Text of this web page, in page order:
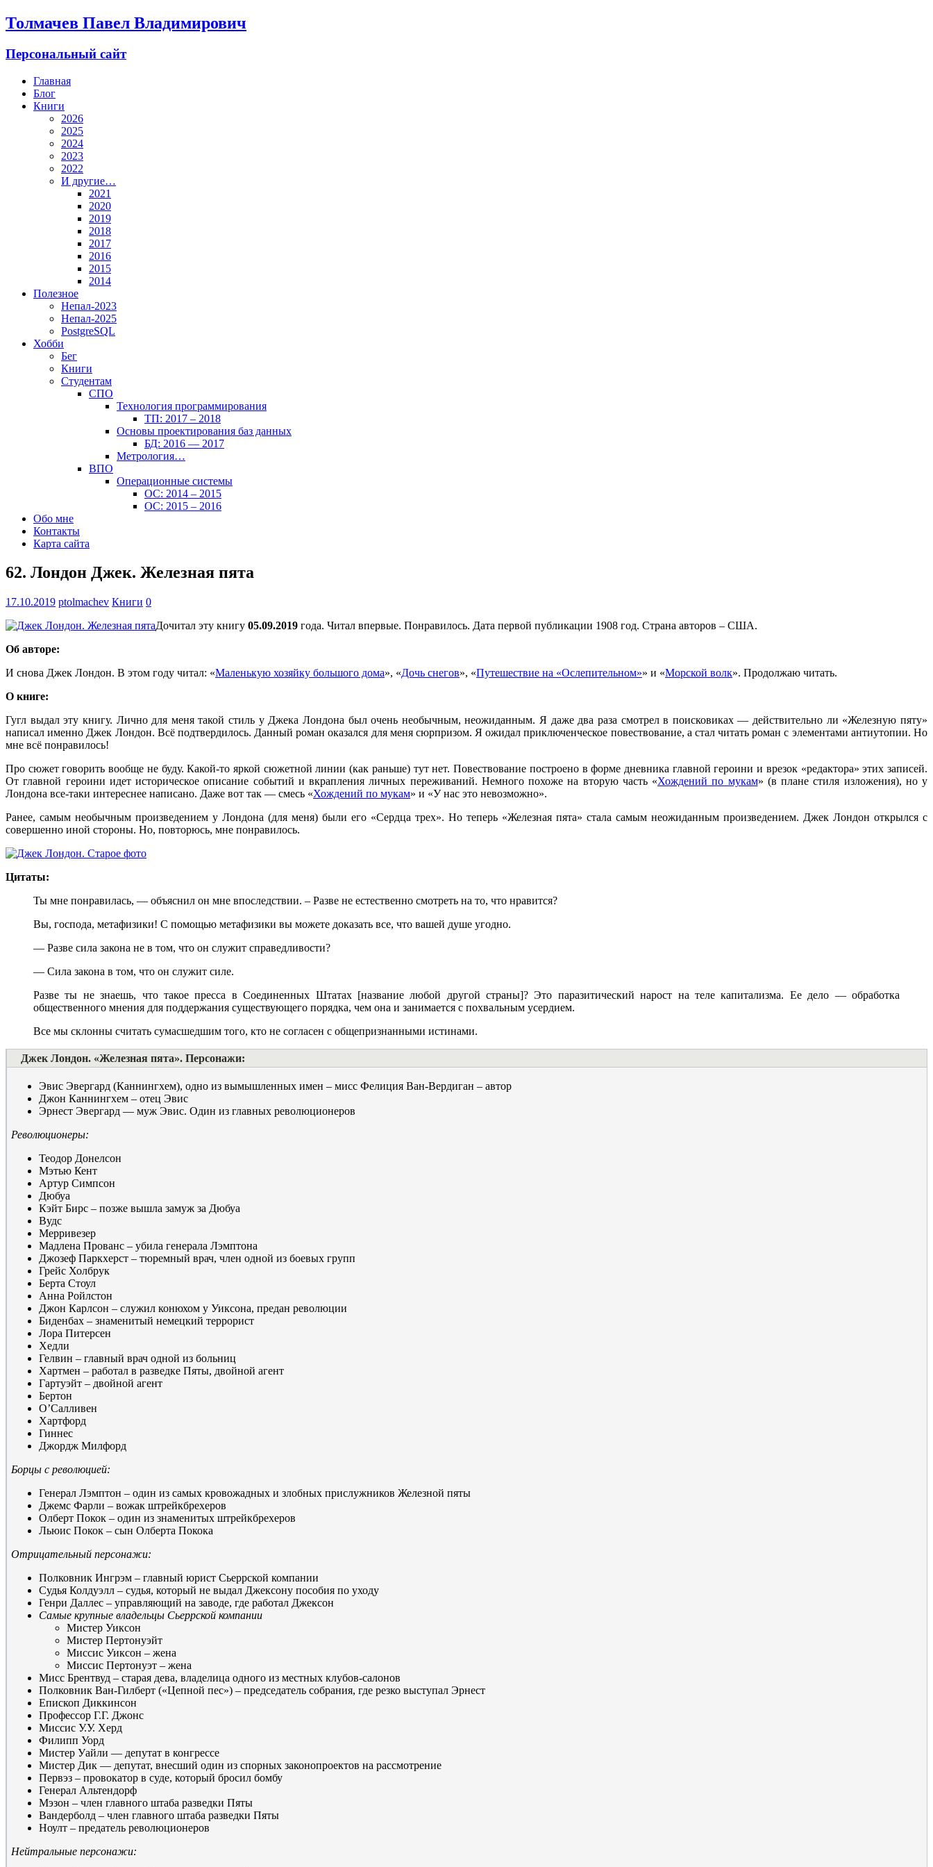
Толмачев Павел Владимирович
Персональный сайт
Главная
Блог
Книги
2026
2025
2024
2023
2022
И другие…
2021
2020
2019
2018
2017
2016
2015
2014
Полезное
Непал-2023
Непал-2025
PostgreSQL
Хобби
Бег
Книги
Студентам
СПО
Технология программирования
ТП: 2017 – 2018
Основы проектирования баз данных
БД: 2016 — 2017
Метрология…
ВПО
Операционные системы
ОС: 2014 – 2015
ОС: 2015 – 2016
Обо мне
Контакты
Карта сайта
62. Лондон Джек. Железная пята
17.10.2019 ptolmachev Книги 0
Дочитал эту книгу 05.09.2019 года. Читал впервые. Понравилось. Дата первой публикации 1908 год. Страна авторов – США.
Об авторе:
И снова Джек Лондон. В этом году читал: «Маленькую хозяйку большого дома», «Дочь снегов», «Путешествие на «Ослепительном»» и «Морской волк». Продолжаю читать.
О книге:
Гугл выдал эту книгу. Лично для меня такой стиль у Джека Лондона был очень необычным, неожиданным. Я даже два раза смотрел в поисковиках — действительно ли «Железную пяту»
написал именно Джек Лондон. Всё подтвердилось. Данный роман оказался для меня сюрпризом. Я ожидал приключенческое повествование, а стал читать роман с элементами антиутопии. Но
мне всё понравилось!
Про сюжет говорить вообще не буду. Какой-то яркой сюжетной линии (как раньше) тут нет. Повествование построено в форме дневника главной героини и врезок «редактора» этих записей.
От главной героини идет историческое описание событий и вкрапления личных переживаний. Немного похоже на вторую часть «Хождений по мукам» (в плане стиля изложения), но у
Лондона все-таки интереснее написано. Даже вот так — смесь «Хождений по мукам» и «У нас это невозможно».
Ранее, самым необычным произведением у Лондона (для меня) были его «Сердца трех». Но теперь «Железная пята» стала самым неожиданным произведением. Джек Лондон открылся с
совершенно иной стороны. Но, повторюсь, мне понравилось.
Цитаты:
Ты мне понравилась, — объяснил он мне впоследствии. – Разве не естественно смотреть на то, что нравится?
Вы, господа, метафизики! С помощью метафизики вы можете доказать все, что вашей душе угодно.
— Разве сила закона не в том, что он служит справедливости?
— Сила закона в том, что он служит силе.
Разве ты не знаешь, что такое пресса в Соединенных Штатах [название любой другой страны]? Это паразитический нарост на теле капитализма. Ее дело — обработка
общественного мнения для поддержания существующего порядка, чем она и занимается с похвальным усердием.
Все мы склонны считать сумасшедшим того, кто не согласен с общепризнанными истинами.
Джек Лондон. «Железная пята». Персонажи:
Эвис Эвергард (Каннингхем), одно из вымышленных имен – мисс Фелиция Ван-Вердиган – автор
Джон Каннингхем – отец Эвис
Эрнест Эвергард — муж Эвис. Один из главных революционеров
Революционеры:
Теодор Донелсон
Мэтью Кент
Артур Симпсон
Дюбуа
Кэйт Бирс – позже вышла замуж за Дюбуа
Вудс
Мерривезер
Мадлена Прованс – убила генерала Лэмптона
Джозеф Паркхерст – тюремный врач, член одной из боевых групп
Грейс Холбрук
Берта Стоул
Анна Ройлстон
Джон Карлсон – служил конюхом у Уиксона, предан революции
Биденбах – знаменитый немецкий террорист
Лора Питерсен
Хедли
Гелвин – главный врач одной из больниц
Хартмен – работал в разведке Пяты, двойной агент
Гартуэйт – двойной агент
Бертон
О’Салливен
Хартфорд
Гиннес
Джордж Милфорд
Борцы с революцией:
Генерал Лэмптон – один из самых кровожадных и злобных прислужников Железной пяты
Джемс Фарли – вожак штрейкбрехеров
Олберт Покок – один из знаменитых штрейкбрехеров
Льюис Покок – сын Олберта Покока
Отрицательный персонажи:
Полковник Ингрэм – главный юрист Сьеррской компании
Судья Колдуэлл – судья, который не выдал Джексону пособия по уходу
Генри Даллес – управляющий на заводе, где работал Джексон
Самые крупные владельцы Сьеррской компании
Мистер Уиксон
Мистер Пертонуэйт
Миссис Уиксон – жена
Миссис Пертонуэт – жена
Мисс Брентвуд – старая дева, владелица одного из местных клубов-салонов
Полковник Ван-Гилберт («Цепной пес») – председатель собрания, где резко выступал Эрнест
Епископ Диккинсон
Профессор Г.Г. Джонс
Миссис У.У. Херд
Филипп Уорд
Мистер Уайли — депутат в конгрессе
Мистер Дик — депутат, внесший один из спорных законопроектов на рассмотрение
Первэз – провокатор в суде, который бросил бомбу
Генерал Альтендорф
Мэзон – член главного штаба разведки Пяты
Вандерболд – член главного штаба разведки Пяты
Ноулт – предатель революционеров
Нейтральные персонажи: